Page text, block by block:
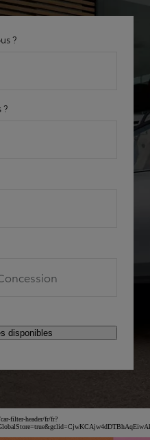
?
?
disponibles
filter-header/fr/fr?